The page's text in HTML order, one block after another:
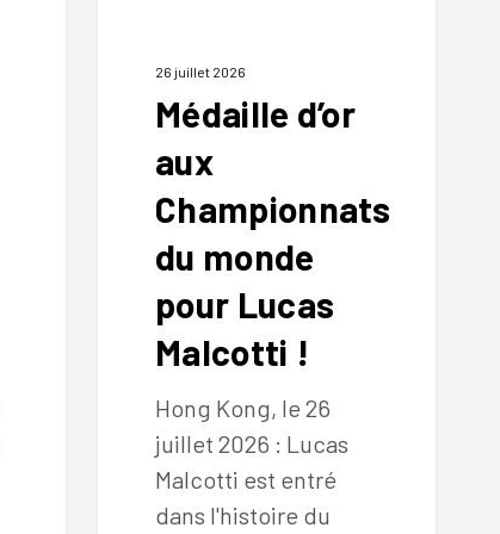
Malcotti26 juillet 2026
Médaille d’or
aux
Championnats
du monde
pour Lucas
Malcotti !
Hong Kong, le 26
juillet 2026 : Lucas
Malcotti est entré
dans l'histoire du